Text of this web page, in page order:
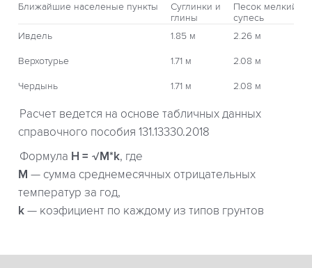
Ближайшие населеные пункты
Суглинки и
глины
Песок мелкий,
супесь
Ивдель
1.85 м 2.26 м
Верхотурье 1.71 м 2.08 м
Чердынь 1.71 м 2.08 м
Расчет ведется на основе табличных данных
справочного пособия 131.13330.2018
Формула H = √M*k, где
М — сумма среднемесячных отрицательных
температур за год,
k — коэфициент по каждому из типов грунтов